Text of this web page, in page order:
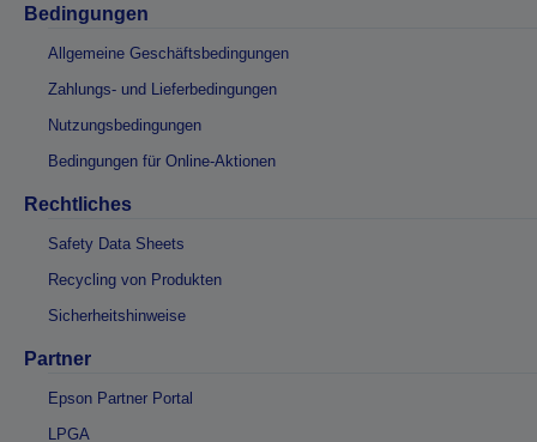
Bedingungen
Allgemeine Geschäftsbedingungen
Zahlungs- und Lieferbedingungen
Nutzungsbedingungen
Bedingungen für Online-Aktionen
Rechtliches
Safety Data Sheets
Recycling von Produkten
Sicherheitshinweise
Partner
Epson Partner Portal
LPGA